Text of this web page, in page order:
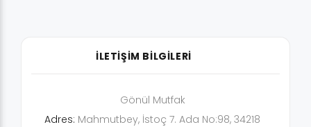
İLETİŞİM BİLGİLERİ
Gönül Mutfak
Adres: Mahmutbey, İstoç 7. Ada No:98, 34218